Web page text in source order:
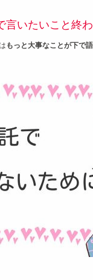
言いたいこと終
もっと大事なことが下で語